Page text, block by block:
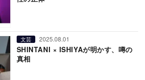
文芸 2025.08.01
SHINTANI × ISHIYAが明かす、噂の
真相